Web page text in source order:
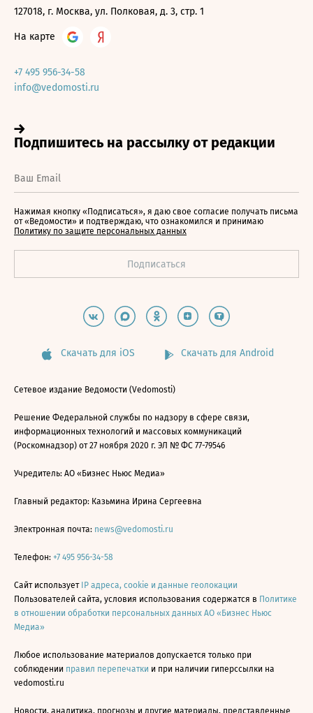
127018, г. Москва, ул. Полковая, д. 3, стр. 1
На карте
+7 495 956-34-58
info@vedomosti.ru
Нажимая кнопку «Подписаться», я даю свое согласие получать письма
от «Ведомости» и подтверждаю, что ознакомился и принимаю
Политику по защите персональных данных
Скачать для iOS Скачать для Android
Сетевое издание Ведомости (Vedomosti)
Решение Федеральной службы по надзору в сфере связи,
информационных технологий и массовых коммуникаций
(Роскомнадзор) от 27 ноября 2020 г. ЭЛ № ФС 77-79546
Учредитель: АО «Бизнес Ньюс Медиа»
Главный редактор: Казьмина Ирина Сергеевна
Электронная почта: news@vedomosti.ru
Телефон: +7 495 956-34-58
Сайт использует IP адреса, cookie и данные геолокации
Пользователей сайта, условия использования содержатся в Политике
в отношении обработки персональных данных АО «Бизнес Ньюс
Медиа»
Любое использование материалов допускается только при
соблюдении правил перепечатки и при наличии гиперссылки на
vedomosti.ru
Новости, аналитика, прогнозы и другие материалы, представленные